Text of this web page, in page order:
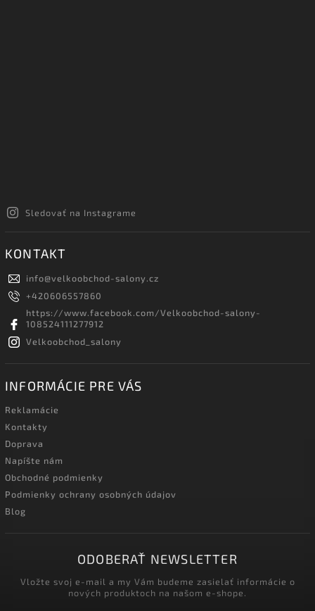
Sledovať na Instagrame
KONTAKT
info@velkoobchod-salony.cz
+420606557860
https://www.facebook.com/Velkoobchod-salony-
108524111277912
Velkoobchod_salony
INFORMÁCIE PRE VÁS
Reklamácie
Kontakty
Doprava
Napíšte nám
Obchodné podmienky
Podmienky ochrany osobných údajov
Blog
ODOBERAŤ NEWSLETTER
Vložte svoj e-mail a my Vám budeme zasielať informácie o
nových produktoch na našom e-shope.